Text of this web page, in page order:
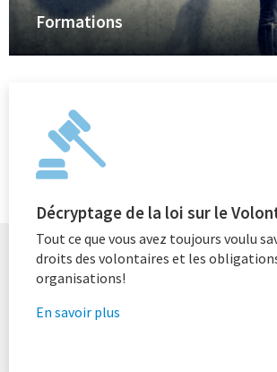
Formations
Décryptage de la loi sur le
Tout ce que vous avez toujours voulu
droits des volontaires et les
organisations!
En savoir plus